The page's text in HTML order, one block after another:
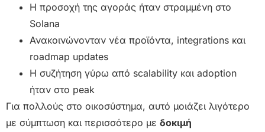
Η προσοχή της αγοράς ήταν στραμμένη στο
Solana
Ανακοινώνονταν νέα προϊόντα, integrations και
roadmap updates
Η συζήτηση γύρω από scalability και adoption
ήταν στο peak
Για πολλούς στο οικοσύστημα, αυτό μοιάζει λιγότερο
με σύμπτωση και περισσότερο με δοκιμή